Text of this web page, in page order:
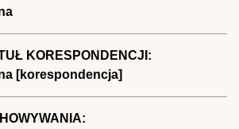
KORESPONDENCJI:
[korespondencja]